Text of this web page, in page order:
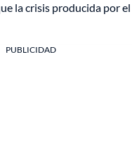
la crisis producida por el
PUBLICIDAD